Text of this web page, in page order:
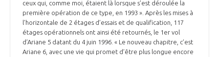
ceux qui, comme moi, étaient là lorsque s’est déroulée la
première opération de ce type, en 1993 ». Après les mises à
l’horizontale de 2 étages d’essais et de qualification, 117
étages opérationnels ont ainsi été retournés, le 1er vol
d’Ariane 5 datant du 4 juin 1996. « Le nouveau chapitre, c’est
Ariane 6, avec une vie qui promet d’être plus longue encore